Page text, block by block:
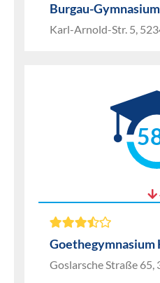
Burgau-
Karl-Arnold-Str. 5,
Goethegymnasium
Goslarsche Straße 65,